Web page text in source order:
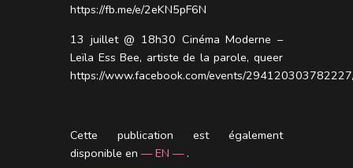
https://fb.me/e/2eKN5pF6N
13 juillet @ 18h30 Cinéma Moderne –
Leïla Ess Bee, artiste de la parole, queer
https://www.facebook.com/events/
Cette publication est également
disponible en — EN — .